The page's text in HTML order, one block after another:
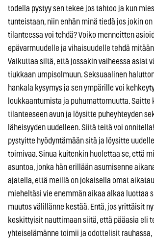
todella pystyy sen tekee jos tahtoo ja kun
tunteistaan, niin enhän minä tiedä jos jokin
tilanteessa voi tehdä? Voiko menneitten
epävarmuudelle ja vihaisuudelle tehdä
Vaikuttaa siltä, että jossakin vaiheessa asiat
tiukkaan umpisolmuun. Seksuaalinen
hankala kysymys ja sen ympärille voi
loukkaantumista ja puhumattomuutta. Saitte
tilanteeseen avun ja löysitte puheyhteyden
läheisyyden uudelleen. Siitä teitä voi
pystyitte hyödyntämään sitä ja löysitte
toimivaa. Sinua kuitenkin huolettaa se, että
asuntoa, jonka hän erillään asumisenne
ajatella, että meillä on jokaisella omat
mieheltäsi vie enemmän aikaa alkaa luottaa
muutos välillänne kestää. Entä, jos yrittäisit
keskittyisit nauttimaan siitä, että pääasia eli
yhteiselämänne toimii ja odottelisit